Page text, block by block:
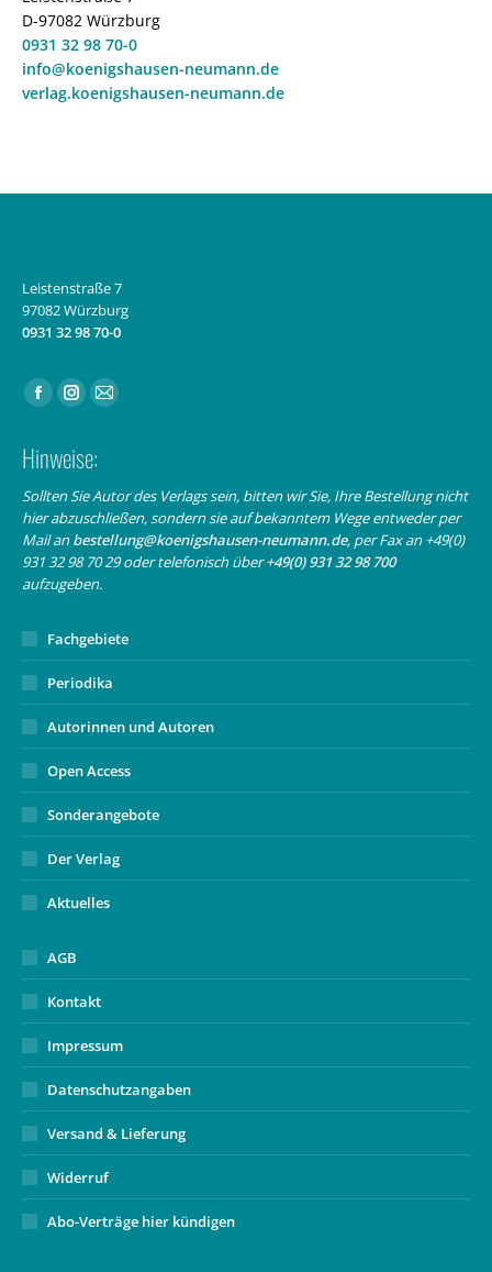
D-97082 Würzburg
0931 32 98 70-0
info@koenigshausen-neumann.de
verlag.koenigshausen-neumann.de
Leistenstraße 7
97082 Würzburg
0931 32 98 70-0
Finden Sie uns auf:
Facebook
opens
in
new
window
Instagram
opens
in
new
window
E-
opens
in
new
Hinweise:
Sollten Sie Autor des Verlags sein, bitten wir Sie, Ihre Bestellung nicht
hier abzuschließen, sondern sie auf bekanntem Wege entweder per
Mail anbestellung@koenigshausen-neumann.de, per Fax an +49(0)
931 32 98 70 29 oder telefonisch über+49(0) 931 32 98 700
aufzugeben.
Fachgebiete
Periodika
Autorinnen und Autoren
Open Access
Sonderangebote
Der Verlag
Aktuelles
AGB
Kontakt
Impressum
Datenschutzangaben
Versand & Lieferung
Widerruf
Abo-Verträge hier kündigen